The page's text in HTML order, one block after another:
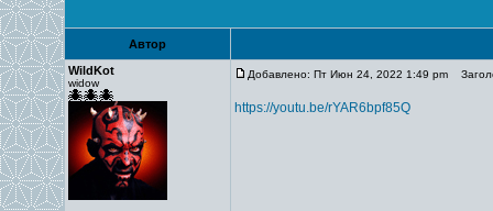
Автор
WildKot
widow
Добавлено: Пт Июн 24, 2022 1:49 pm
https://youtu.be/rYAR6bpf85Q